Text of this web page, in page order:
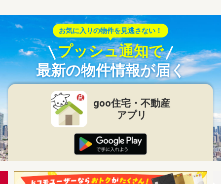
お気に入りの物件を見逃さない！
プッシュ通知で
最新の物件情報が届く
goo住宅・不動産
アプリ